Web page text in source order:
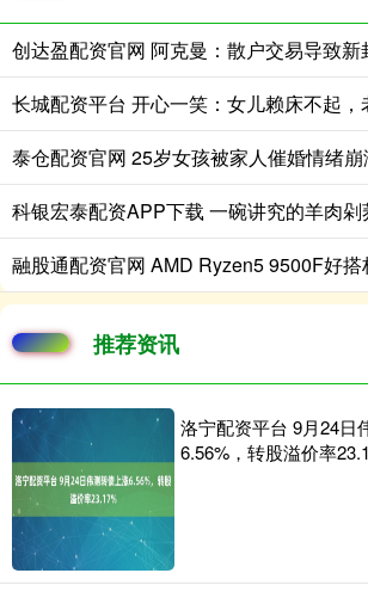
推荐资讯
洛宁配资平台 9月24日
6.56%，转股溢价率